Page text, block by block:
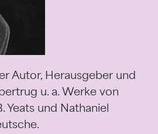
Autor, Herausgeber und
u. a. Werke von
Yeats und Nathaniel